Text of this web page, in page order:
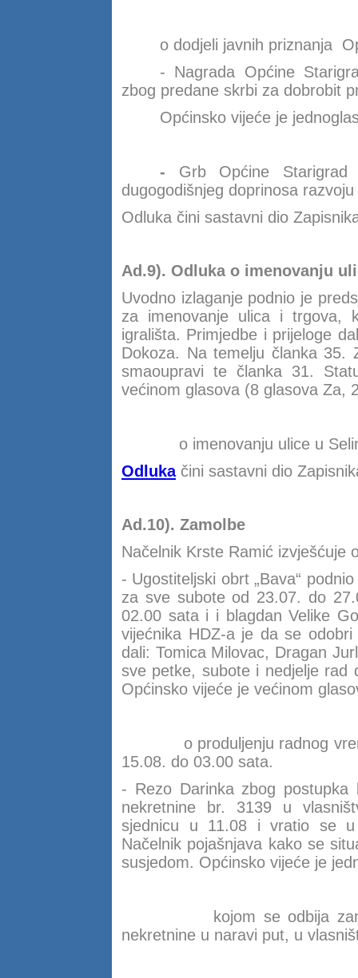
o dodjeli javnih priznanja
- Nagrada Općine
zbog predane skrbi za dobrobit
Općinsko vijeće je
- Grb Općine
dugogodišnjeg doprinosa
Odluka čini sastavni dio
Ad.9). Odluka o imenovanju
Uvodno izlaganje podnio je
za imenovanje ulica i trgova,
igrališta. Primjedbe i prijeloge
Dokoza. Na temelju članka 35.
smaoupravi te članka 31.
većinom glasova (8 glasova Za,
o imenovanju ulice u
Odlukačini sastavni dio
Ad.10). Zamolbe
Načelnik Krste Ramić izvješćuje
- Ugostiteljski obrt „Bava“
za sve subote od 23.07. do
02.00 sata i i blagdan Velike
vijećnika HDZ-a je da se
dali: Tomica Milovac, Dragan
sve petke, subote i nedjelje rad
Općinsko vijeće je većinom
o produljenju radnog
15.08. do 03.00 sata.
- Rezo Darinka zbog postupka
nekretnine br. 3139 u
sjednicu u 11.08 i vratio se u
Načelnik pojašnjava kako se
susjedom. Općinsko vijeće je
kojom se odbija
nekretnine u naravi put, u